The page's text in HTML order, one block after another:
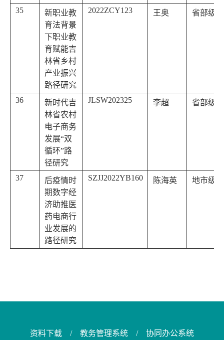
35
新职业教
育法背景
下职业教
育赋能吉
林省乡村
产业振兴
路径研究
2022ZCY123 王奥 省部级
36
新时代吉
林省农村
电子商务
发展“双
循环”路
径研究
JLSW202325 李超 省部级
37
后疫情时
期数字经
济助推医
药电商行
业发展的
路径研究
SZJJ2022YB160 陈海英 地市级
资料下载 / 教务管理系统 / 协同办公系统